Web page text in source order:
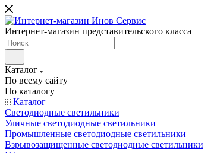
Интернет-магазин представительского класса
Каталог
По всему сайту
По каталогу
Каталог
Светодиодные светильники
Уличные светодиодные светильники
Промышленные светодиодные светильники
Взрывозащищенные светодиодные светильники